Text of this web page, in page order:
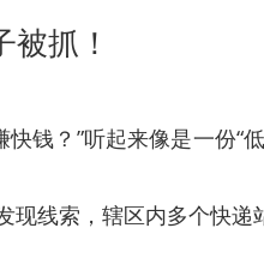
抓！
钱？”听起来像是一份“
现线索，辖区内多个快